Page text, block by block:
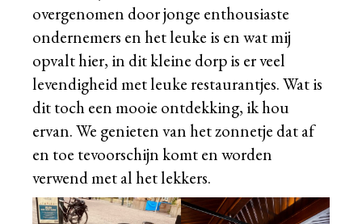
overgenomen door jonge enthousiaste
ondernemers en het leuke is en wat mij
opvalt hier, in dit kleine dorp is er veel
levendigheid met leuke restaurantjes. Wat is
dit toch een mooie ontdekking, ik hou
ervan. We genieten van het zonnetje dat af
en toe tevoorschijn komt en worden
verwend met al het lekkers.